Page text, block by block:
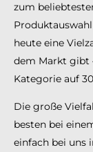
zum
heute eine
dem Markt gibt
Kategorie auf
Die große
besten bei
einfach bei uns